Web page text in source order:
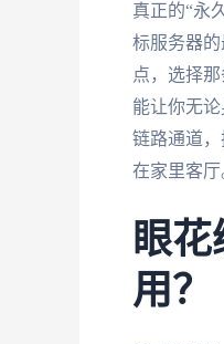
真正的“永
标服务器
点，选择
能让你无
链路通道
在家里客厅
眼
用？